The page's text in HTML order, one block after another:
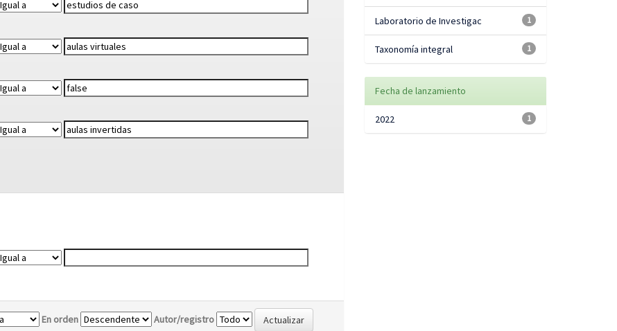
En orden Autor/registro
1
Laboratorio de Investigac
1
Taxonomía integral
Fecha de lanzamiento
1
2022